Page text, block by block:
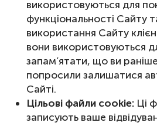
використовуються для
функціональності Сайту
використання Сайту
вони використовуються
запам’ятати, що ви раніше
попросили залишатися
Сайті.
Цільові файли cookie: Ці
записують ваше